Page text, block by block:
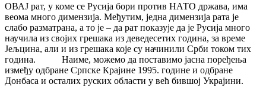
ОВАЈ рат, у коме се Русија бори против НАТО држава, има
веома много димензија. Међутим, једна димензија рата је
слабо разматрана, а то је – да рат показује да је Русија много
научила из својих грешака из деведесетих година, за време
Јељцина, али и из грешака које су начинили Срби током тих
година. Наиме, можемо да поставимо јасна поређења
између одбране Српске Крајине 1995. године и одбране
Донбаса и осталих руских области у већ бившој Украјини.